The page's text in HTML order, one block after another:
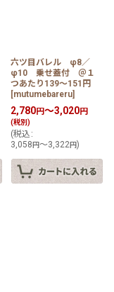
六ツ目バレル φ8／
φ10 乗せ蓋付 ＠１
つあたり139〜151円
[mutumebareru]
2,780円～3,020円
(税別)
(税込 :
3,058円～3,322円)